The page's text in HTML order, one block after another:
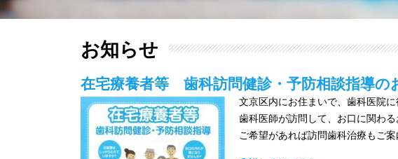
お知らせ
在宅療養者等 歯科訪問健診・予防相談指導の
文京区内にお住まいで、歯科医院
歯科医師が訪問して、お口に関わる
ご希望があれば訪問歯科治療もご案